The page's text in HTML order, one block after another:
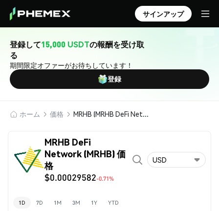
サインアップ
登録して15,000 USDTの報酬を受け取
る
期間限定オファーがお待ちしています！
登録
ホーム 価格 MRHB (MRHB DeFi Network)
MRHB DeFi
Network (MRHB) 価
格
$0.00029582-0.71%
USD
1D 7D 1M 3M 1Y YTD